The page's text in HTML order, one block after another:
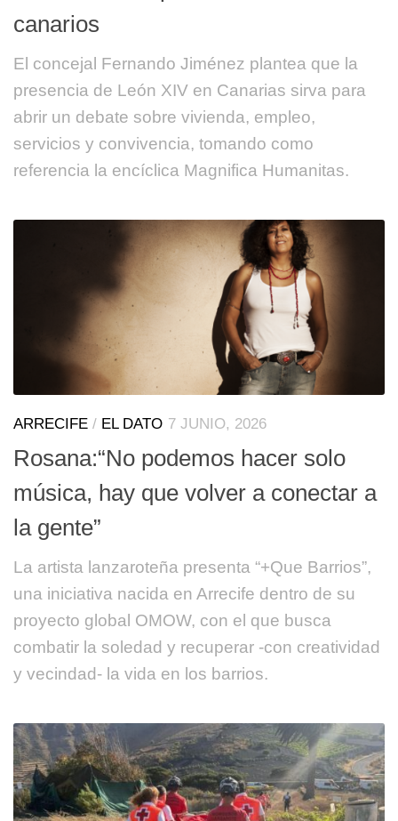
canarios
El concejal Fernando Jiménez plantea que la
presencia de León XIV en Canarias sirva para
abrir un debate sobre vivienda, empleo,
servicios y convivencia, tomando como
referencia la encíclica Magnifica Humanitas.
ARRECIFE / EL DATO 7 JUNIO, 2026
Rosana:“No podemos hacer solo
música, hay que volver a conectar a
la gente”
La artista lanzaroteña presenta “+Que Barrios”,
una iniciativa nacida en Arrecife dentro de su
proyecto global OMOW, con el que busca
combatir la soledad y recuperar -con creatividad
y vecindad- la vida en los barrios.